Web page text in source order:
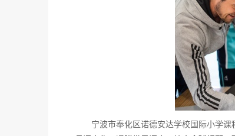
宁波市奉化区诺德安达学校国际小学课